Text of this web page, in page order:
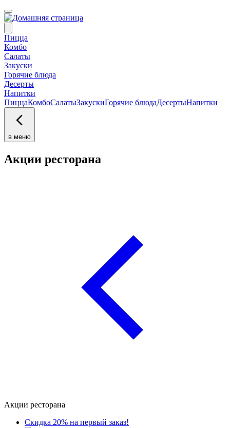
Пицца
Комбо
Салаты
Закуски
Горячие блюда
Десерты
Напитки
ПиццаКомбоСалатыЗакускиГорячие блюдаДесертыНапитки
в меню
Акции ресторана
Акции ресторана
Скидка 20% на первый заказ!